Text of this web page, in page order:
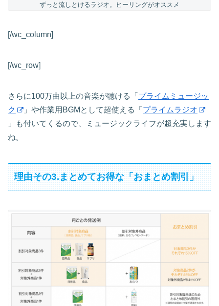
ずっと流しとけるラジオ。ヒーリングがオススメ
[/wc_column]
[/wc_row]
さらに100万曲以上の音楽が聴ける「 プライムミュージッ
ク
」や作業用BGMとして超使える「 プライムラジオ
」も付いてくるので、ミュージックライフが超充実します
ね。
理由その3.まとめてお得な「おまとめ割引」